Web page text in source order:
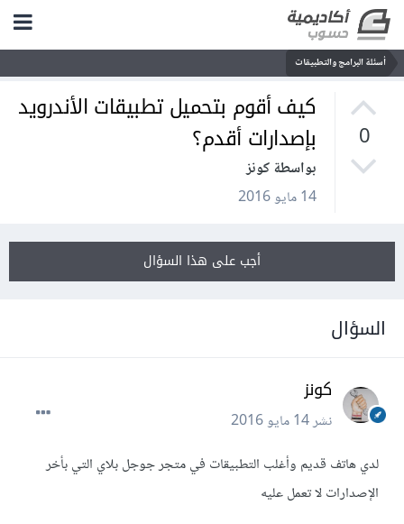
أسئلة البرامج والتطبيقات
0
كيف أقوم بتحميل تطبيقات الأندرويد
بإصدارات أقدم؟
بواسطة كونز
14 مايو 2016
أجب على هذا السؤال
السؤال
كونز
نشر14 مايو 2016
لدي هاتف قديم وأغلب التطبيقات في متجر جوجل بلاي التي بأخر
الإصدارات لا تعمل عليه